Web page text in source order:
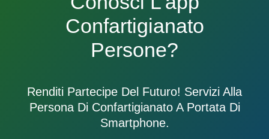
Confartigianato
Persone?
Renditi Partecipe Del Futuro! Servizi Alla
Persona Di Confartigianato A Portata Di
Smartphone.